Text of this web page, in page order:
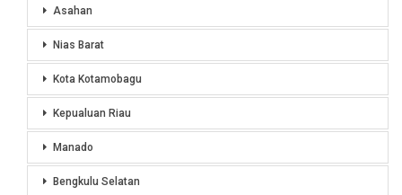
Asahan
Nias Barat
Kota Kotamobagu
Kepualuan Riau
Manado
Bengkulu Selatan